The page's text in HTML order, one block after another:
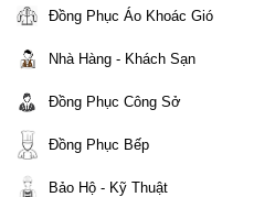
Đồng Phục Áo Khoác Gió
Nhà Hàng - Khách Sạn
Đồng Phục Công Sở
Đồng Phục Bếp
Bảo Hộ - Kỹ Thuật